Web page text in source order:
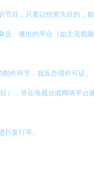
目，只要以经营为目的，都
合、播出的平台（如主流视
作环节，就应办理许可证。
），并在电视台或网络平台
发行等。